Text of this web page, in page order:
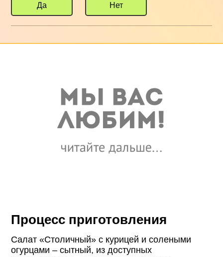
Да Нет
Процесс приготовления
Салат «Столичный» с курицей и солеными
огурцами – сытный, из доступных